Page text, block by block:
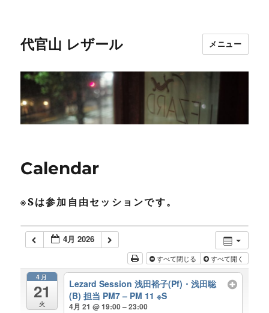
代官山 レザール メニュー
Calendar
※Sは参加自由セッションです。
4月 2026
すべて閉じる すべて開く
4月
21
火
Lezard Session 浅田裕子(Pf)・浅田聡
(B) 担当 PM7 – PM 11 ※S
4月 21 @ 19:00 – 23:00